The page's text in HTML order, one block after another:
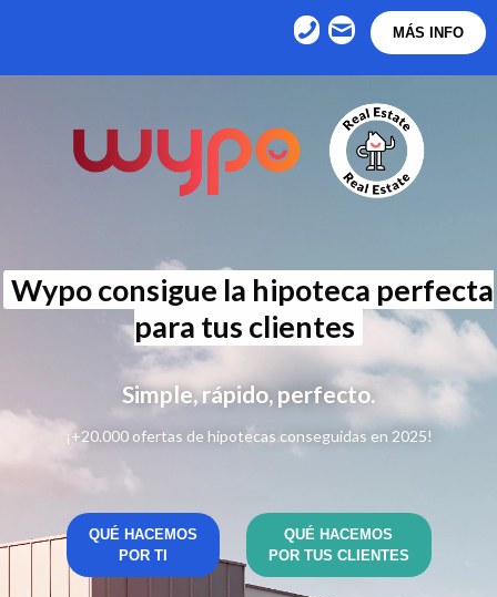
MÁS INFO
Wypo consigue la hipoteca perfecta
para tus clientes
Simple, rápido, perfecto.
¡+20.000 ofertas de hipotecas conseguidas en 2025!
QUÉ HACEMOS
POR TI
QUÉ HACEMOS
POR TUS CLIENTES